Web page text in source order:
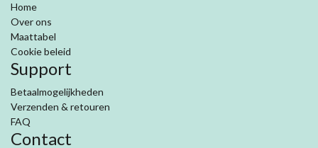
Home
Over ons
Maattabel
Cookie beleid
Support
Betaalmogelijkheden
Verzenden & retouren
FAQ
Contact